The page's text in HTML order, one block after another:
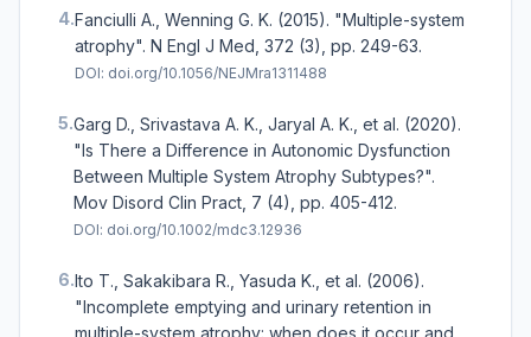
4.Fanciulli A., Wenning G. K. (2015). "Multiple-system
atrophy". N Engl J Med, 372 (3), pp. 249-63.
DOI: doi.org/10.1056/NEJMra1311488
5.Garg D., Srivastava A. K., Jaryal A. K., et al. (2020).
"Is There a Difference in Autonomic Dysfunction
Between Multiple System Atrophy Subtypes?".
Mov Disord Clin Pract, 7 (4), pp. 405-412.
DOI: doi.org/10.1002/mdc3.12936
6.Ito T., Sakakibara R., Yasuda K., et al. (2006).
"Incomplete emptying and urinary retention in